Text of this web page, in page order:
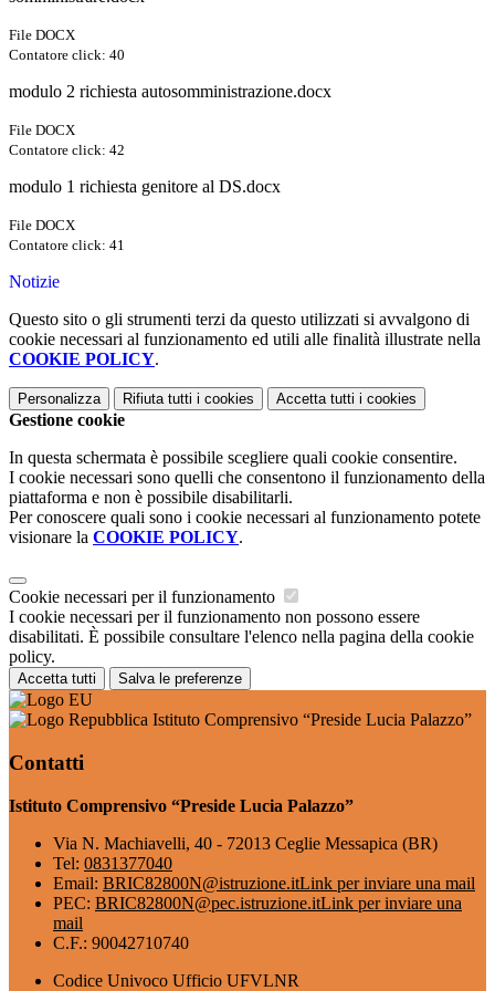
File DOCX
Contatore click: 40
modulo 2 richiesta autosomministrazione.docx
File DOCX
Contatore click: 42
modulo 1 richiesta genitore al DS.docx
File DOCX
Contatore click: 41
Notizie
Questo sito o gli strumenti terzi da questo utilizzati si avvalgono di
cookie necessari al funzionamento ed utili alle finalità illustrate nella
COOKIE POLICY.
Personalizza Rifiuta tutti i cookies Accetta tutti i cookies
Gestione cookie
In questa schermata è possibile scegliere quali cookie consentire.
I cookie necessari sono quelli che consentono il funzionamento della
piattaforma e non è possibile disabilitarli.
Per conoscere quali sono i cookie necessari al funzionamento potete
visionare la COOKIE POLICY.
Cookie necessari per il funzionamento
I cookie necessari per il funzionamento non possono essere
disabilitati. È possibile consultare l'elenco nella pagina della cookie
policy.
Accetta tutti Salva le preferenze
Istituto Comprensivo “Preside Lucia Palazzo”
Contatti
Istituto Comprensivo “Preside Lucia Palazzo”
Via N. Machiavelli, 40 - 72013 Ceglie Messapica (BR)
Tel: 0831377040
Email: BRIC82800N@istruzione.itLink per inviare una mail
PEC: BRIC82800N@pec.istruzione.itLink per inviare una
mail
C.F.: 90042710740
Codice Univoco Ufficio UFVLNR